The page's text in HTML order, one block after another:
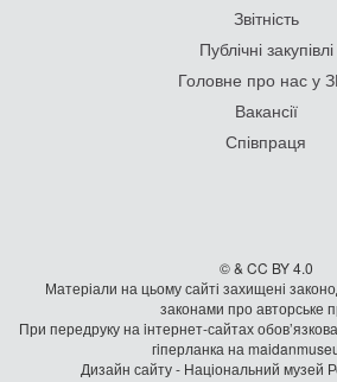
Звітність
Публічні закупівлі
Головне про нас у
Вакансії
Співпраця
© & CC BY 4.0
Матеріали на цьому сайті захищені
законами про авторське
При передруку на iнтернет-сайтах
гiперланка на
Дизайн сайту - Національний музей